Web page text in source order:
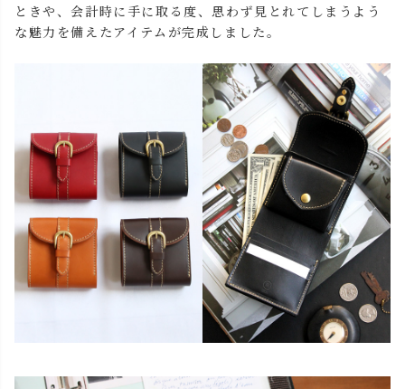
ときや、会計時に手に取る度、思わず見とれてしまうよう
な魅力を備えたアイテムが完成しました。